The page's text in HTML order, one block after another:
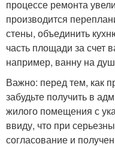
процессе ремонта
производится
стены, объединить
часть площади за счет
например, ванну на
Важно: перед тем, как
забудьте получить в
жилого помещения с
ввиду, что при
согласование и